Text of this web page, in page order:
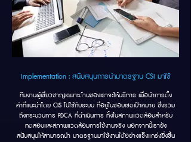
Implementation : สนับสนุนการนำมาตรฐาน CSI มาใช้
ทีมงานผู้เชี่ยวชาญเฉพาะด้านของเราจะให้บริการ เพื่อนำการตั้ง
ค่าที่แนะนำโดย CIS ไปใช้กับระบบ ที่อยู่ในขอบเขตเป้าหมาย ซึ่งรวม
ถึงกระบวนการ PDCA ที่ดำเนินการ ทั้งในสภาพแวดล้อมสำหรับ
ทดสอบและสภาพแวดล้อมการใช้งานจริง นอกจากนี้เรายัง
สนับสนุนให้สามารถนำ มาตรฐานมาใช้งานได้อย่างแข็งแกร่งยิ่งขึ้น